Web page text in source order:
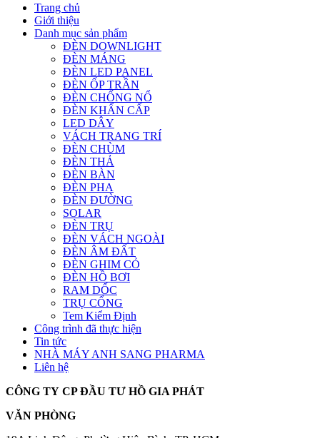
Trang chủ
Giới thiệu
Danh mục sản phẩm
ĐÈN DOWNLIGHT
ĐÈN MÁNG
ĐÈN LED PANEL
ĐÈN ỐP TRẦN
ĐÈN CHỐNG NỔ
ĐÈN KHẨN CẤP
LED DÂY
VÁCH TRANG TRÍ
ĐÈN CHÙM
ĐÈN THẢ
ĐÈN BÀN
ĐÈN PHA
ĐÈN ĐƯỜNG
SOLAR
ĐÈN TRỤ
ĐÈN VÁCH NGOÀI
ĐÈN ÂM ĐẤT
ĐÈN GHIM CỎ
ĐÈN HỒ BƠI
RAM DỐC
TRỤ CỔNG
Tem Kiểm Định
Công trình đã thực hiện
Tin tức
NHÀ MÁY ANH SANG PHARMA
Liên hệ
CÔNG TY CP ĐẦU TƯ HỒ GIA PHÁT
VĂN PHÒNG